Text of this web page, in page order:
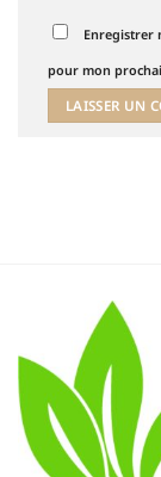
Enregistrer
pour mon